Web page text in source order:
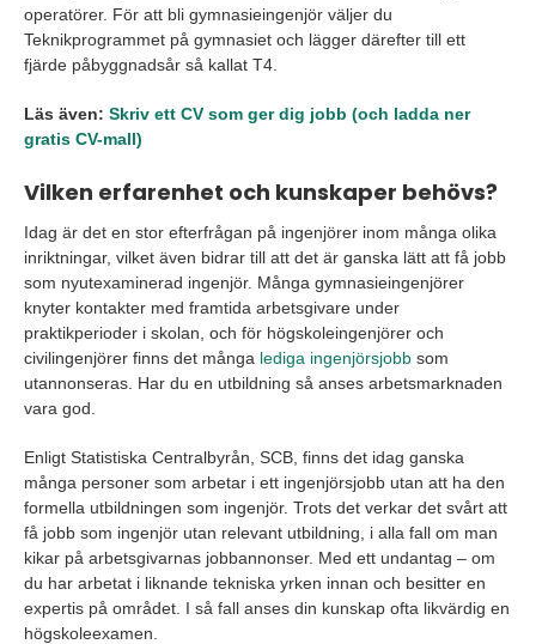
operatörer. För att bli gymnasieingenjör väljer du
Teknikprogrammet på gymnasiet och lägger därefter till ett
fjärde påbyggnadsår så kallat T4.
Läs även: Skriv ett CV som ger dig jobb (och ladda ner
gratis CV-mall)
Vilken erfarenhet och kunskaper behövs?
Idag är det en stor efterfrågan på ingenjörer inom många olika
inriktningar, vilket även bidrar till att det är ganska lätt att få jobb
som nyutexaminerad ingenjör. Många gymnasieingenjörer
knyter kontakter med framtida arbetsgivare under
praktikperioder i skolan, och för högskoleingenjörer och
civilingenjörer finns det många lediga ingenjörsjobb som
utannonseras. Har du en utbildning så anses arbetsmarknaden
vara god.
Enligt Statistiska Centralbyrån, SCB, finns det idag ganska
många personer som arbetar i ett ingenjörsjobb utan att ha den
formella utbildningen som ingenjör. Trots det verkar det svårt att
få jobb som ingenjör utan relevant utbildning, i alla fall om man
kikar på arbetsgivarnas jobbannonser. Med ett undantag – om
du har arbetat i liknande tekniska yrken innan och besitter en
expertis på området. I så fall anses din kunskap ofta likvärdig en
högskoleexamen.